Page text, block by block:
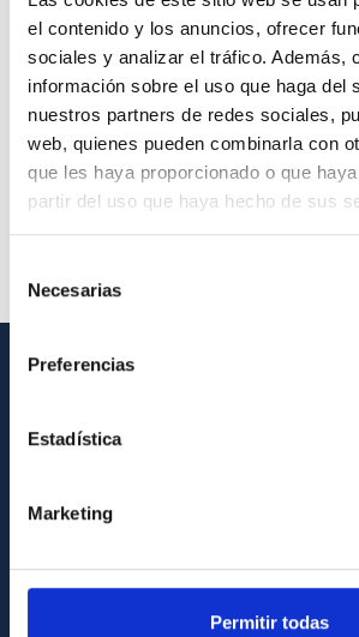
el contenido y los anuncios, ofrecer
sociales y analizar el tráfico. Además,
información sobre el uso que haga del
nuestros partners de redes sociales,
web, quienes pueden combinarla con
que les haya proporcionado o que
partir del uso que haya hecho de sus
consentimiento
Necesarias
Preferencias
Estadística
Marketing
Permitir todas
Contact
List of personnel
Library